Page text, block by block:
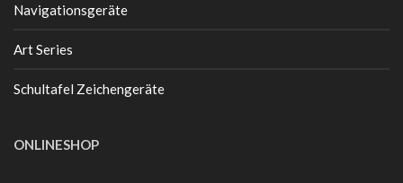
Navigationsgeräte
Art Series
Schultafel Zeichengeräte
ONLINESHOP